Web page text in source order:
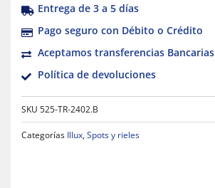
Entrega de 3 a 5 días
Pago seguro con Débito o Crédito
Aceptamos transferencias Bancarias
Política de devoluciones
SKU 525-TR-2402.B
Categorías Illux, Spots y rieles